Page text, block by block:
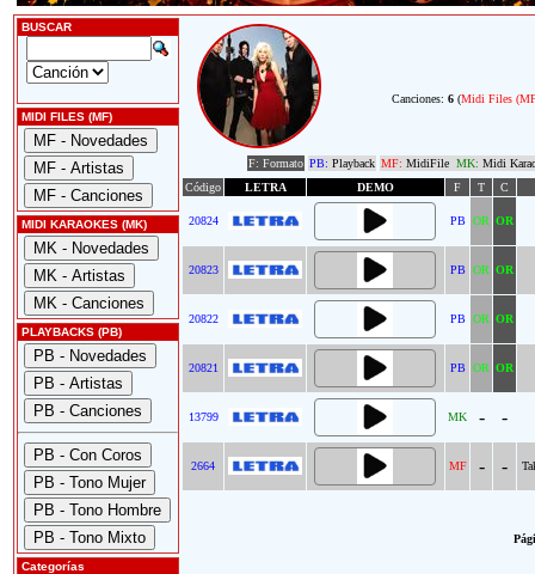
BUSCAR
MIDI FILES (MF)
MIDI KARAOKES (MK)
PLAYBACKS (PB)
Categorías
Canciones: 6 (Midi Files
F: Formato PB: Playback MF: MidiFile MK: Midi
Código
LETRA DEMO F T C
20824 PB OR OR
20823 PB OR OR
20822 PB OR OR
20821 PB OR OR
13799 MK - -
2664 MF - -